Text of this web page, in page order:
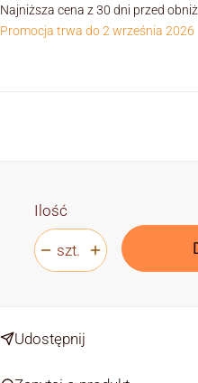
Najniższa cena z 30 dni przed
Promocja trwa do 2 września 2026
Ilość
szt.
Udostępnij